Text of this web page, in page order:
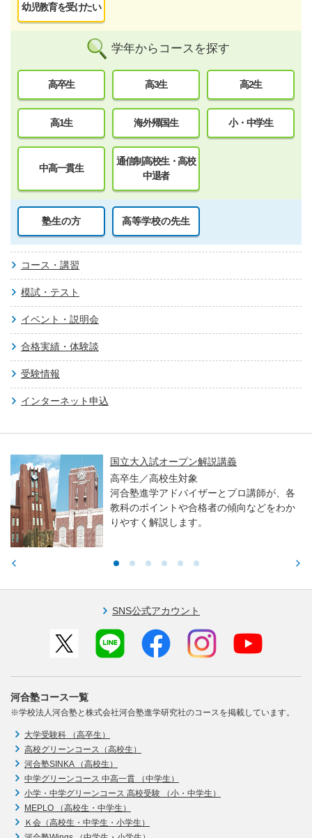
幼児教育を受けたい
学年からコースを探す
高卒生 高3生 高2生
高1生 海外帰国生 小・中学生
中高一貫生
通信制高校生・高校
中退者
塾生の方 高等学校の先生
コース・講習
模試・テスト
イベント・説明会
合格実績・体験談
受験情報
インターネット申込
国立大入試オープン解説講義
高卒生／高校生対象
河合塾進学アドバイザーとプロ講師が、各
教科のポイントや合格者の傾向などをわか
りやすく解説します。
SNS公式アカウント
河合塾コース一覧
※学校法人河合塾と株式会社河合塾進学研究社のコースを掲載しています。
大学受験科 （高卒生）
高校グリーンコース（高校生）
河合塾SINKA （高校生）
中学グリーンコース 中高一貫 （中学生）
小学・中学グリーンコース 高校受験 （小・中学生）
MEPLO （高校生・中学生）
Ｋ会（高校生・中学生・小学生）